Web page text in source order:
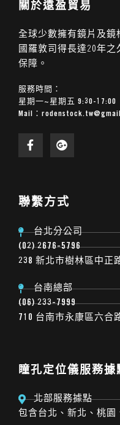
關於遠盈貿易
全球少數擁有鏡片及鏡
國羅敦司得長達20年
保障。
服務時間：
星期一~星期五 9:30-17:00
Mail：
聯繫方式
台北分公司
(02) 2676-5796
238 新北市樹林區中正
台南總部
(06) 233-7999
710 台南市永康區六合
瞳孔定位儀服務據
北部服務據點
包含台北、新北、桃園